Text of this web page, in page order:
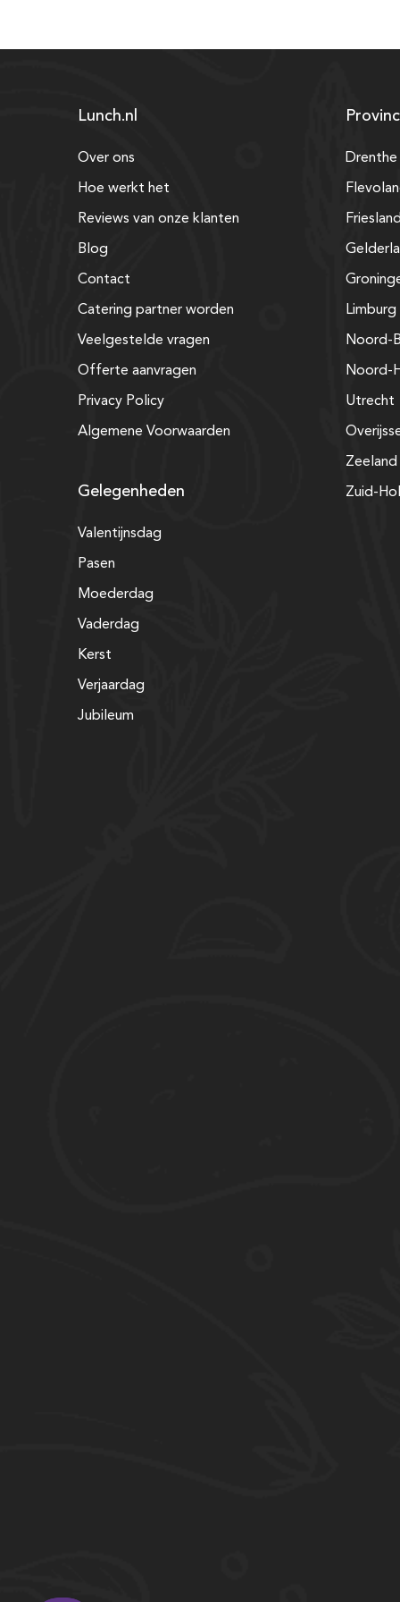
Lunch.nl
Over ons
Hoe werkt het
Reviews van onze klanten
Blog
Contact
Catering partner worden
Veelgestelde vragen
Offerte aanvragen
Privacy Policy
Algemene Voorwaarden
Gelegenheden
Valentijnsdag
Pasen
Moederdag
Vaderdag
Kerst
Verjaardag
Jubileum
Drenthe
Friesland
Limburg
Noord-
Noord-
Utrecht
Zeeland
Zuid-